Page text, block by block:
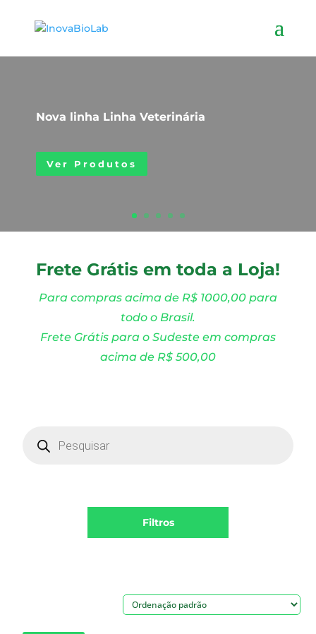
Nova linha Linha Veterinária
Ver Produtos
Frete Grátis em toda a Loja!
Para compras acima de R$ 1000,00 para
todo o Brasil.
Frete Grátis para o Sudeste em compras
acima de R$ 500,00
search
Filtros